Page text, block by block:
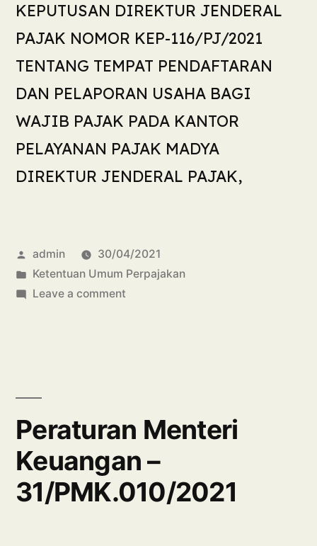
KEPUTUSAN DIREKTUR JENDERAL
PAJAK NOMOR KEP-116/PJ/2021
TENTANG TEMPAT PENDAFTARAN
DAN PELAPORAN USAHA BAGI
WAJIB PAJAK PADA KANTOR
PELAYANAN PAJAK MADYA
DIREKTUR JENDERAL PAJAK,
admin
30/04/2021
Ketentuan Umum Perpajakan
Leave a comment
Peraturan Menteri
Keuangan –
31/PMK.010/2021